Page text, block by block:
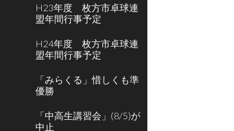
H23年度 枚方市卓球連
盟年間行事予定
H24年度 枚方市卓球連
盟年間行事予定
「みらくる」惜しくも準
優勝
「中高生講習会」(8/5)が
中止